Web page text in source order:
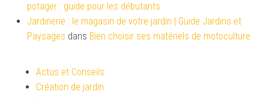
potager : guide pour les débutants
Jardinerie : le magasin de votre jardin | Guide Jardins et
Paysages dans Bien choisir ses matériels de motoculture
Actus et Conseils
Création de jardin